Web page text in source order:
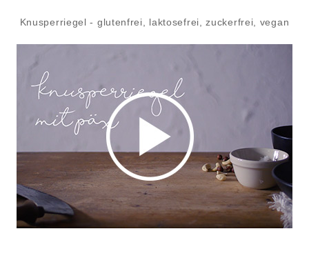
Knusperriegel - glutenfrei, laktosefrei, zuckerfrei, vegan